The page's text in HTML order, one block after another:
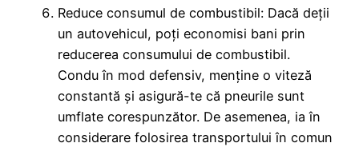
Reduce consumul de combustibil: Dacă deții
un autovehicul, poți economisi bani prin
reducerea consumului de combustibil.
Condu în mod defensiv, menține o viteză
constantă și asigură-te că pneurile sunt
umflate corespunzător. De asemenea, ia în
considerare folosirea transportului în comun